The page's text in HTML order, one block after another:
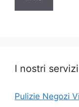
I nostri
Pulizie Negozi